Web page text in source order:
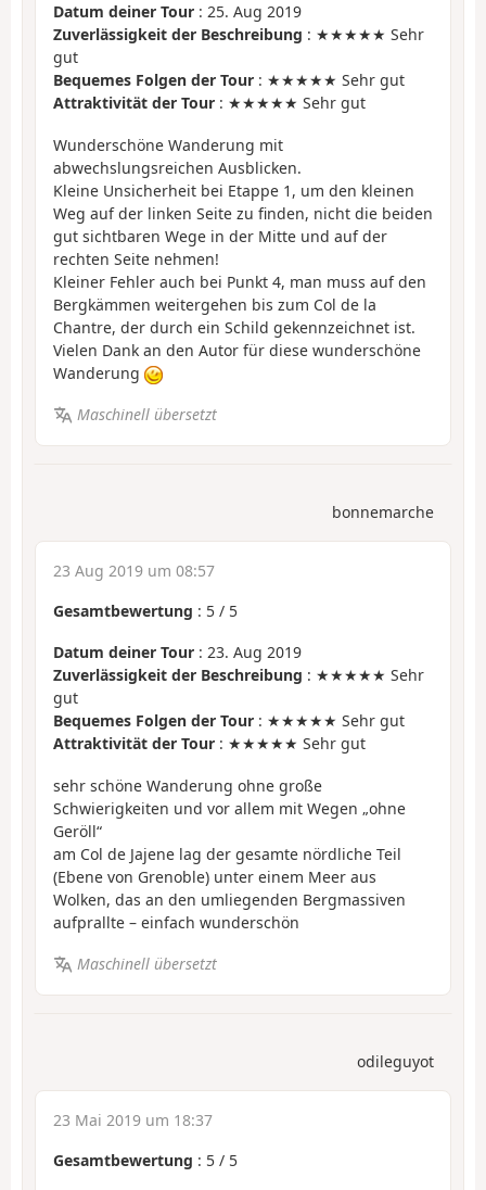
Datum deiner Tour : 25. Aug 2019
Zuverlässigkeit der Beschreibung : ★★★★★ Sehr
gut
Bequemes Folgen der Tour : ★★★★★ Sehr gut
Attraktivität der Tour : ★★★★★ Sehr gut
Wunderschöne Wanderung mit
abwechslungsreichen Ausblicken.
Kleine Unsicherheit bei Etappe 1, um den kleinen
Weg auf der linken Seite zu finden, nicht die beiden
gut sichtbaren Wege in der Mitte und auf der
rechten Seite nehmen!
Kleiner Fehler auch bei Punkt 4, man muss auf den
Bergkämmen weitergehen bis zum Col de la
Chantre, der durch ein Schild gekennzeichnet ist.
Vielen Dank an den Autor für diese wunderschöne
Wanderung
Maschinell übersetzt
bonnemarche
23 Aug 2019 um 08:57
Gesamtbewertung : 5 / 5
Datum deiner Tour : 23. Aug 2019
Zuverlässigkeit der Beschreibung : ★★★★★ Sehr
gut
Bequemes Folgen der Tour : ★★★★★ Sehr gut
Attraktivität der Tour : ★★★★★ Sehr gut
sehr schöne Wanderung ohne große
Schwierigkeiten und vor allem mit Wegen „ohne
Geröll“
am Col de Jajene lag der gesamte nördliche Teil
(Ebene von Grenoble) unter einem Meer aus
Wolken, das an den umliegenden Bergmassiven
aufprallte – einfach wunderschön
Maschinell übersetzt
odileguyot
23 Mai 2019 um 18:37
Gesamtbewertung : 5 / 5